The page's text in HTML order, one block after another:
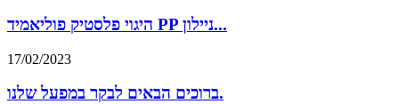
היגוי פלסטיק פוליאמיד PP ניילון...
17/02/2023
ברוכים הבאים לבקר במפעל שלנו.